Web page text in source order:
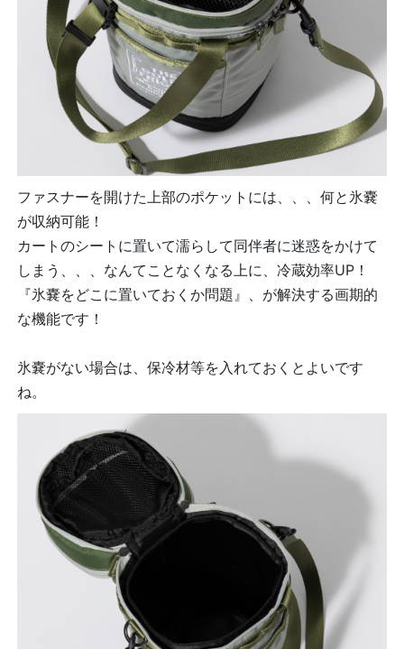
ファスナーを開けた上部のポケットには、、、何と氷嚢
が収納可能！
カートのシートに置いて濡らして同伴者に迷惑をかけて
しまう、、、なんてことなくなる上に、冷蔵効率UP！
『氷嚢をどこに置いておくか問題』、が解決する画期的
な機能です！
氷嚢がない場合は、保冷材等を入れておくとよいです
ね。